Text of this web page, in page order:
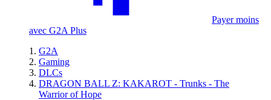
Payer moins
avec G2A Plus
G2A
Gaming
DLCs
DRAGON BALL Z: KAKAROT - Trunks - The
Warrior of Hope